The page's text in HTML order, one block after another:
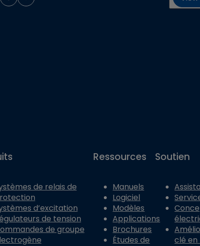
de relais de
d’excitation
de tension
de groupe
Ressources
Manuels
Logiciel
Modèles
Applications
Brochures
Études de
Soutien
clé en